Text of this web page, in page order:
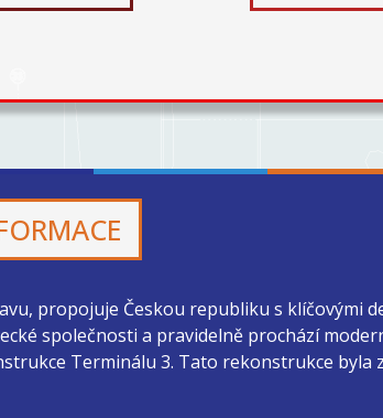
propojuje Českou republiku s klíčovými
společnosti a pravidelně prochází
Terminálu 3. Tato rekonstrukce byla